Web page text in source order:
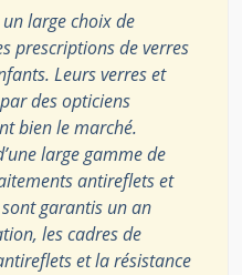
large choix de
prescriptions de verres
Leurs verres et
des opticiens
bien le marché.
large gamme de
antireflets et
garantis un an
les cadres de
et la résistance